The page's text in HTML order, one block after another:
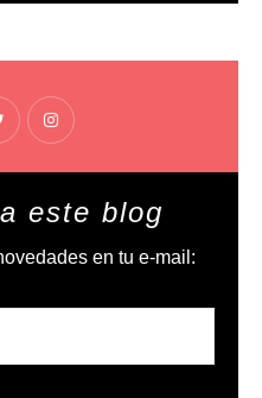
este blog
en tu e-mail: